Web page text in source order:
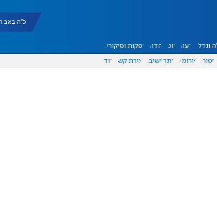
כ"ה באב תשפ"ו
ונדל"ן דעות אוכל יהדות הפקות וסיקורים
ספורט פורומים אתר ישיבה יצירת קשר עוד